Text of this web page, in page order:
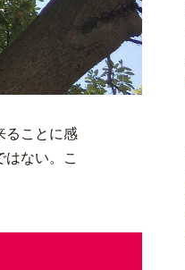
ることに感
ない。こ